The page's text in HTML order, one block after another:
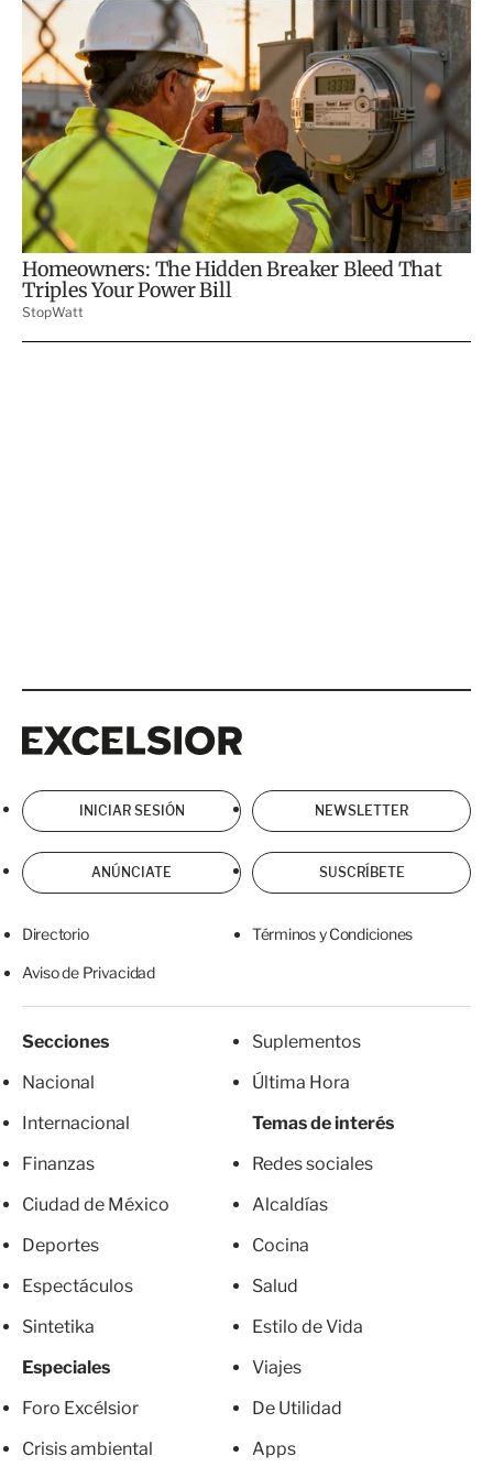
INICIAR SESIÓN NEWSLETTER
ANÚNCIATE SUSCRÍBETE
Directorio Términos y Condiciones
Aviso de Privacidad
Secciones
Nacional
Internacional
Finanzas
Ciudad de México
Deportes
Espectáculos
Sintetika
Especiales
Foro Excélsior
Crisis ambiental
Suplementos
Última Hora
Temas de interés
Redes sociales
Alcaldías
Cocina
Salud
Estilo de Vida
Viajes
De Utilidad
Apps